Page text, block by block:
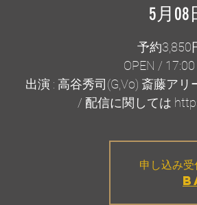
5月08
予約3,850
OPEN /
出演 : 高谷秀司(G,Vo) 斎藤アリ
/ 配信に関しては
申し込み